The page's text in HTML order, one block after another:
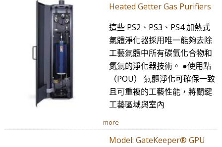
Heated Getter Gas Purifiers
這些 PS2、PS3、PS4 加熱式
氣體淨化器採用唯一能夠去除
工藝氣體中所有碳氫化合物和
氮氣的淨化器技術。 ●使用點
（POU） 氣體淨化可確保一致
且可重複的工藝性能，將關鍵
工藝區域與室內
more
Model: GateKeeper® GPU